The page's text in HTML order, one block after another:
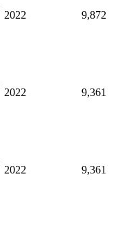
2022 9,872
2022 9,361
2022 9,361